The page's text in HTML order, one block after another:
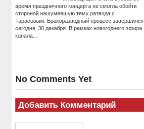
время праздничного концерта не смогла обойти
стороной нашумевшую тему развода с
Тарасовым. Бракоразводный процесс завершился
сегодня, 30 декабря. В рамках новогоднего эфира
канала...
No Comments Yet
Добавить Комментарий